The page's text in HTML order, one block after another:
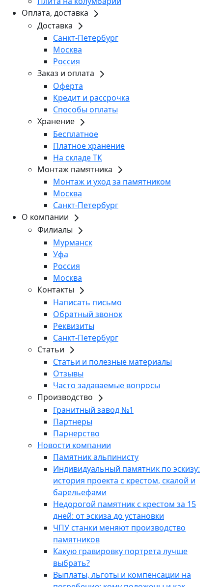
Оплата, доставка
Доставка
Санкт-Петербург
Москва
Россия
Заказ и оплата
Оферта
Кредит и рассрочка
Способы оплаты
Хранение
Бесплатное
Платное хранение
На складе ТК
Монтаж памятника
Монтаж и уход за памятником
Москва
Санкт-Петербург
О компании
Филиалы
Мурманск
Уфа
Россия
Москва
Контакты
Написать письмо
Обратный звонок
Реквизиты
Санкт-Петербург
Статьи
Статьи и полезные материалы
Отзывы
Часто задаваемые вопросы
Производство
Гранитный завод №1
Партнеры
Парнерство
Новости компании
Памятник альпинисту
Индивидуальный памятник по эскизу:
история проекта с крестом, скалой и
барельефами
Недорогой памятник с крестом за 15
дней: от эскиза до установки
ЧПУ станки меняют производство
памятников
Какую гравировку портрета лучше
выбрать?
Выплаты, льготы и компенсации на